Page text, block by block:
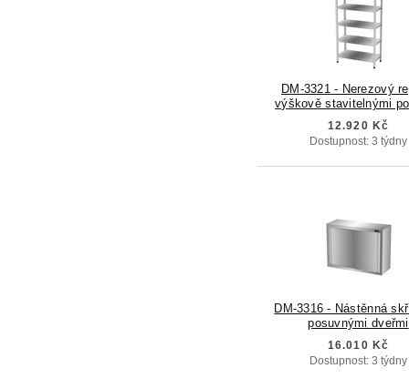
DM-3321 - Nerezový
výškově stavitelnými
12.920 Kč
Dostupnost: 3 týdny
DM-3316 - Nástěnná
posuvnými dveřmi
16.010 Kč
Dostupnost: 3 týdny